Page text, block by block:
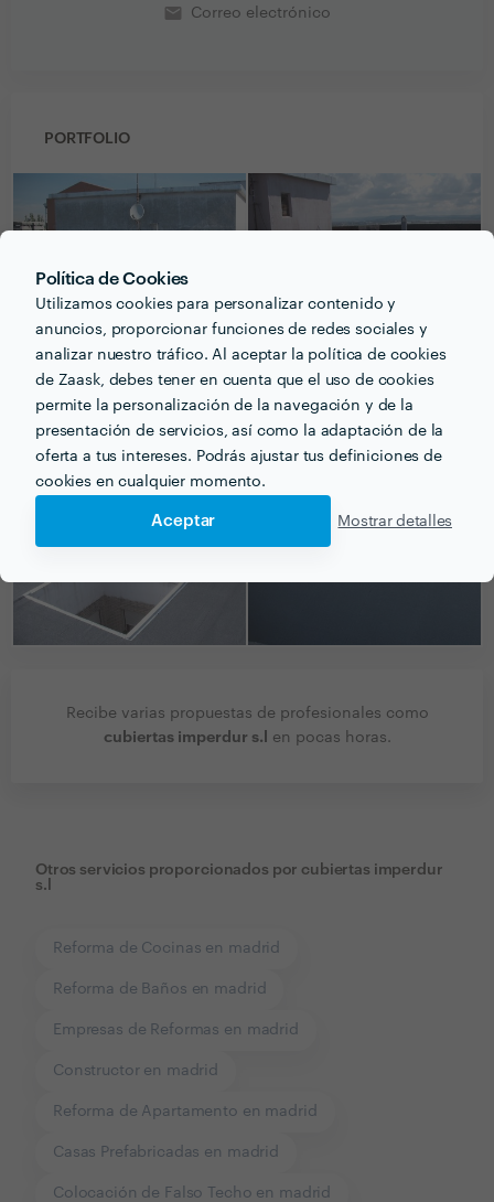
Política de Cookies
Utilizamos cookies para personalizar contenido y
anuncios, proporcionar funciones de redes sociales y
analizar nuestro tráfico. Al aceptar la política de cookies
de Zaask, debes tener en cuenta que el uso de cookies
permite la personalización de la navegación y de la
presentación de servicios, así como la adaptación de la
oferta a tus intereses. Podrás ajustar tus definiciones de
cookies en cualquier momento.
Aceptar Mostrar detalles
email Correo electrónico
PORTFOLIO
Recibe varias propuestas de profesionales como
cubiertas imperdur s.l
en pocas horas.
Otros servicios proporcionados por cubiertas imperdur
s.l
Reforma de Cocinas en madrid
Reforma de Baños en madrid
Empresas de Reformas en madrid
Constructor en madrid
Reforma de Apartamento en madrid
Casas Prefabricadas en madrid
Colocación de Falso Techo en madrid